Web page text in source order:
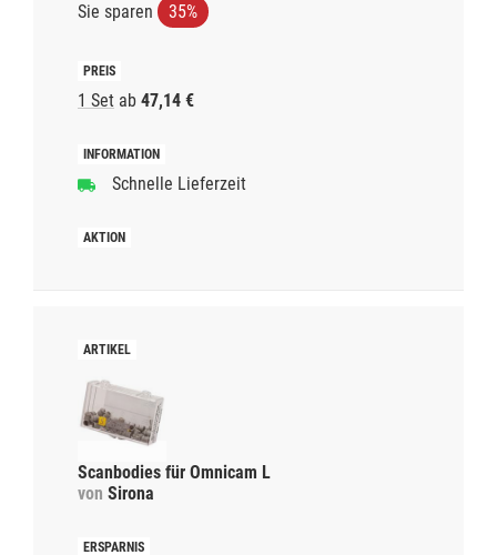
Sie sparen 35%
1 Set ab 47,14 €
Schnelle Lieferzeit
Scanbodies für Omnicam L
von Sirona